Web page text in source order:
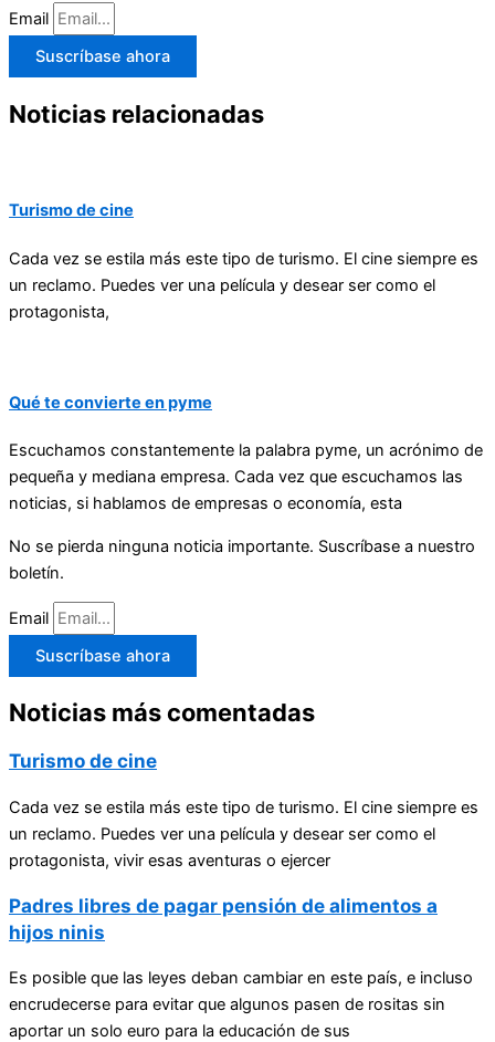
Email
Suscríbase ahora
Noticias relacionadas
Turismo de cine
Cada vez se estila más este tipo de turismo. El cine siempre es
un reclamo. Puedes ver una película y desear ser como el
protagonista,
Qué te convierte en pyme
Escuchamos constantemente la palabra pyme, un acrónimo de
pequeña y mediana empresa. Cada vez que escuchamos las
noticias, si hablamos de empresas o economía, esta
No se pierda ninguna noticia importante. Suscríbase a nuestro
boletín.
Email
Suscríbase ahora
Noticias más comentadas
Turismo de cine
Cada vez se estila más este tipo de turismo. El cine siempre es
un reclamo. Puedes ver una película y desear ser como el
protagonista, vivir esas aventuras o ejercer
Padres libres de pagar pensión de alimentos a
hijos ninis
Es posible que las leyes deban cambiar en este país, e incluso
encrudecerse para evitar que algunos pasen de rositas sin
aportar un solo euro para la educación de sus